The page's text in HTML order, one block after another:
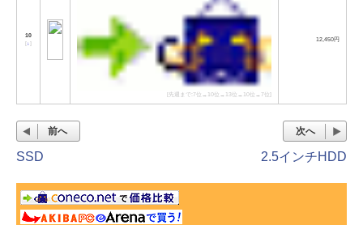
10
[↓]
[先週まで:7位→10位→13位→10位→7位]
12,450円
前へ
SSD
次へ
2.5インチHDD